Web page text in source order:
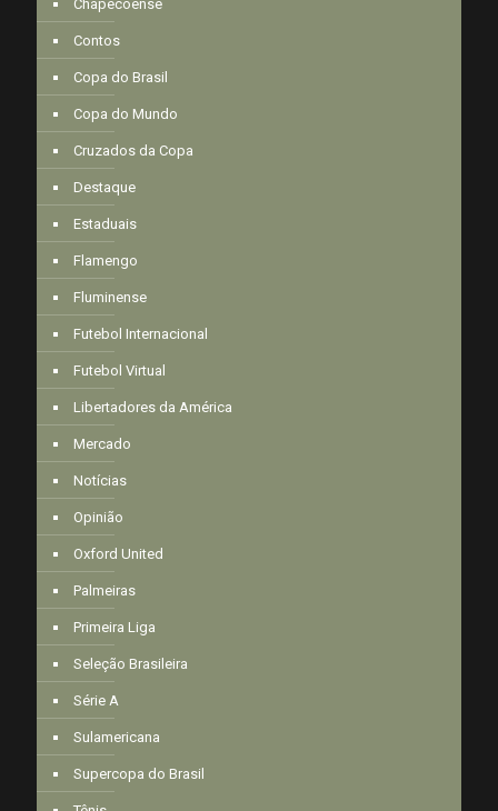
Chapecoense
Contos
Copa do Brasil
Copa do Mundo
Cruzados da Copa
Destaque
Estaduais
Flamengo
Fluminense
Futebol Internacional
Futebol Virtual
Libertadores da América
Mercado
Notícias
Opinião
Oxford United
Palmeiras
Primeira Liga
Seleção Brasileira
Série A
Sulamericana
Supercopa do Brasil